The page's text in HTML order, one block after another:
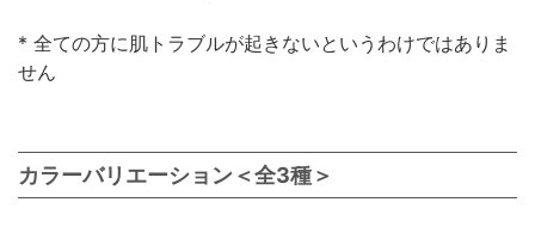
* 全ての方に肌トラブルが起きないというわけではありま
せん
カラーバリエーション＜全3種＞